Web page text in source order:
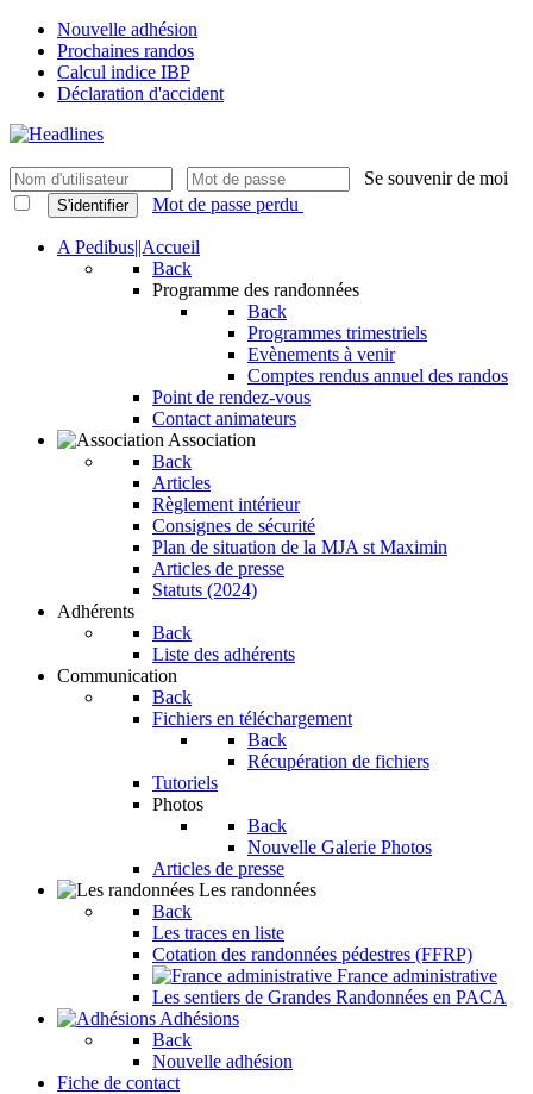
Nouvelle adhésion
Prochaines randos
Calcul indice IBP
Déclaration d'accident
Se souvenir de moi
S'identifier Mot de passe perdu
A Pedibus||Accueil
Back
Programme des randonnées
Back
Programmes trimestriels
Evènements à venir
Comptes rendus annuel des randos
Point de rendez-vous
Contact animateurs
Association
Back
Articles
Règlement intérieur
Consignes de sécurité
Plan de situation de la MJA st Maximin
Articles de presse
Statuts (2024)
Adhérents
Back
Liste des adhérents
Communication
Back
Fichiers en téléchargement
Back
Récupération de fichiers
Tutoriels
Photos
Back
Nouvelle Galerie Photos
Articles de presse
Les randonnées
Back
Les traces en liste
Cotation des randonnées pédestres (FFRP)
France administrative
Les sentiers de Grandes Randonnées en PACA
Adhésions
Back
Nouvelle adhésion
Fiche de contact